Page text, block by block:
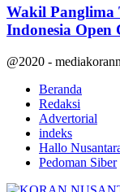
Wakil Panglima
Indonesia Open
@2020 -
Beranda
Redaksi
Advertorial
indeks
Hallo
Pedoman Siber